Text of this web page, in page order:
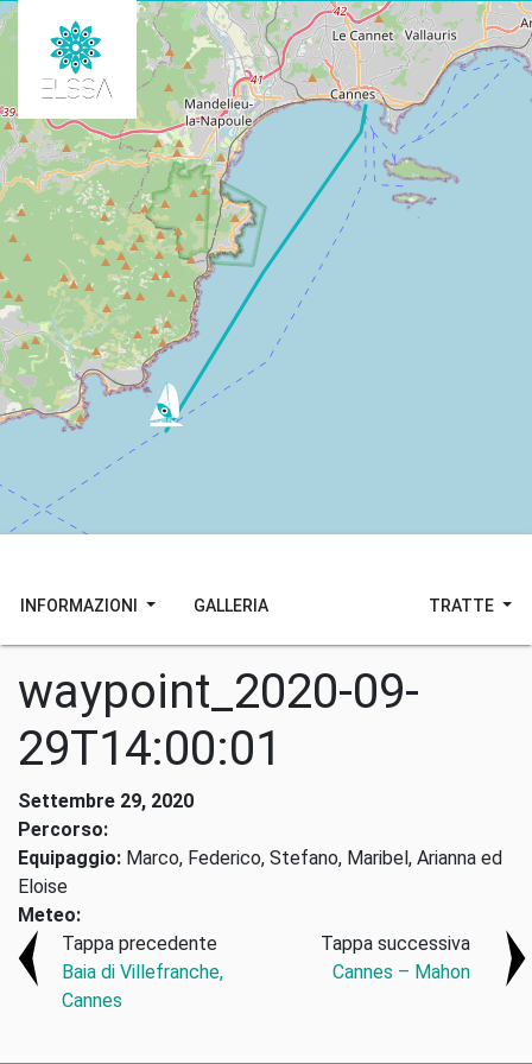
INFORMAZIONI GALLERIA TRATTE
waypoint_2020-09-
29T14:00:01
Settembre 29, 2020
Percorso:
Equipaggio: Marco, Federico, Stefano, Maribel, Arianna ed
Eloise
Meteo:
Tappa precedente
Baia di Villefranche,
Cannes
Tappa successiva
Cannes – Mahon